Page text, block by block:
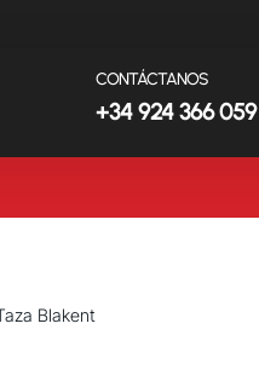
CONTÁCTANOS
+34 924 366 059
Blakent